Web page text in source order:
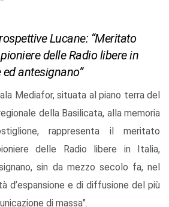
Lucane: “Meritato
delle Radio libere in
antesignano”
Mediafor, situata al piano terra del
della Basilicata, alla memoria
rappresenta il meritato
delle Radio libere in Italia,
sin da mezzo secolo fa, nel
d’espansione e di diffusione del più
di massa”.